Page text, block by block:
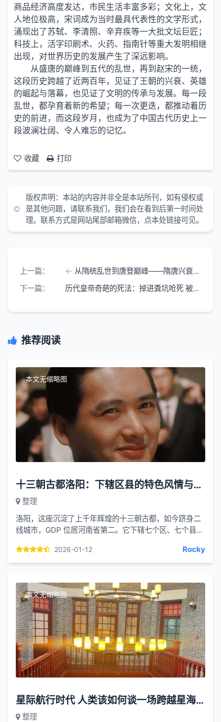
商品经济高度发达，市民生活丰富多彩；文化上，文
人地位极高，宋词成为当时最具代表性的文学形式，
涌现出了苏轼、李清照、辛弃疾等一大批文坛巨匠；
科技上，活字印刷术、火药、指南针等重大发明相继
出现，对世界历史的发展产生了深远影响。
从盛唐的巅峰到五代的乱世，再到赵宋的一统，
这段历史跨越了近两百年，见证了王朝的兴衰、英雄
的崛起与落幕，也见证了文明的传承与发展。每一段
乱世，都孕育着新的希望；每一次更迭，都推动着历
史的前进，而这段岁月，也成为了中国古代历史上一
段波澜壮阔、令人难忘的记忆。
收藏 打印
版权声明： 本站的内容并非全是本站所刊，如有侵权或
是其他问题，请联系我们，我们会在看到后第一时间处
理。联系方式是网站尾部邮箱微信，点本处链接可见。
上一篇：
从隋统乱世到唐登巅峰——隋唐兴衰脉络全景
下一篇：
历代皇帝奇葩的死法：掉进粪坑呛死 被妃子闷死
推荐阅读
本文无缩略图
十三朝古都洛阳：下辖区县的特色风情与文化底蕴
整理
洛阳，这座沉淀了上千年辉煌的十三朝古都，如今跻身二
线城市，GDP 位居河南省第二。它下辖七个区、七个县，
的地域特色，...2026-01-12 Rocky
本文无缩略图
星际航行时代 人类该如何谈一场跨越星海的恋爱
整理